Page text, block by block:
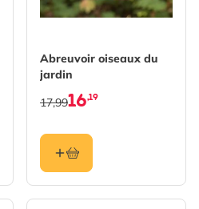
Abreuvoir oiseaux du
jardin
16,19
17,99